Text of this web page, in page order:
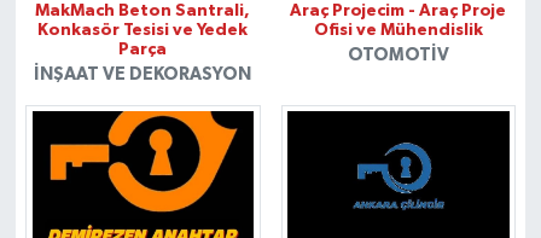
MakMach Beton Santrali,
Konkasör Tesisi ve Yedek
Parça
İNŞAAT VE DEKORASYON
Araç Projecim - Araç Proje
Ofisi ve Mühendislik
OTOMOTIV